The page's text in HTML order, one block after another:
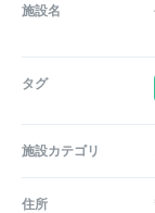
施設名
タグ
施設カテゴリ
住所